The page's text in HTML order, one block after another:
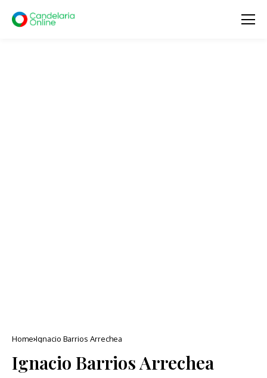
Home Ignacio Barrios Arrechea
Ignacio Barrios Arrechea